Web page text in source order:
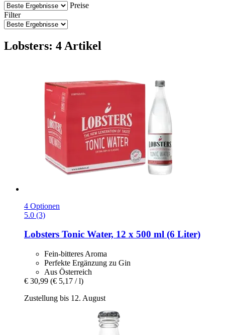
Preise
Filter
Lobsters: 4 Artikel
4 Optionen
5.0 (3)
Lobsters Tonic Water, 12 x 500 ml (6 Liter)
Fein-bitteres Aroma
Perfekte Ergänzung zu Gin
Aus Österreich
€ 30,99 (€ 5,17 / l)
Zustellung bis 12. August